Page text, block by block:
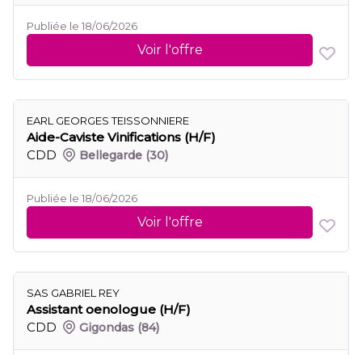
Publiée le 18/06/2026
Voir l'offre
EARL GEORGES TEISSONNIERE
Aide-Caviste Vinifications (H/F)
CDD
Bellegarde (30)
Publiée le 18/06/2026
Voir l'offre
SAS GABRIEL REY
Assistant oenologue (H/F)
CDD
Gigondas (84)